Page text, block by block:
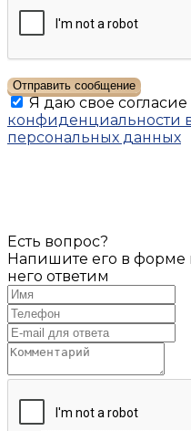
Отправить сообщение
Я даю свое согласие
конфиденциальности
персональных данных
Есть вопрос?
Напишите его в форме
него ответим